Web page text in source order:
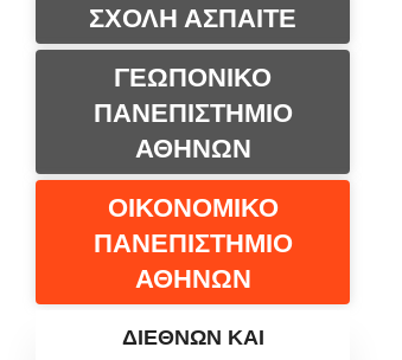
ΣΧΟΛΗ ΑΣΠΑΙΤΕ
ΓΕΩΠΟΝΙΚΟ
ΠΑΝΕΠΙΣΤΗΜΙΟ
ΑΘΗΝΩΝ
ΟΙΚΟΝΟΜΙΚΟ
ΠΑΝΕΠΙΣΤΗΜΙΟ
ΑΘΗΝΩΝ
ΔΙΕΘΝΩΝ ΚΑΙ